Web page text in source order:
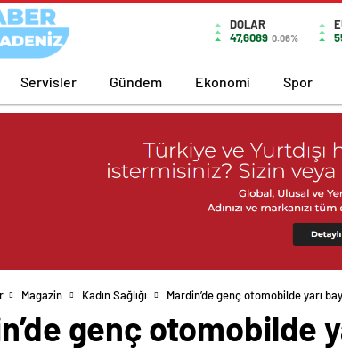
DOLAR
47,6089 0.06%
Servisler Gündem Ekonomi Spor
Magazin Kadın Sağlığı Mardin’de genç otomobilde yarı
genç otomobilde